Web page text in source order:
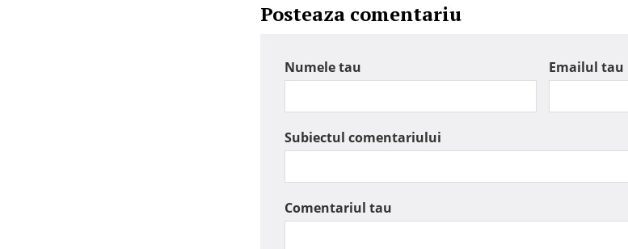
Posteaza comentariu
Numele tau Emailul tau
Subiectul comentariului
Comentariul tau